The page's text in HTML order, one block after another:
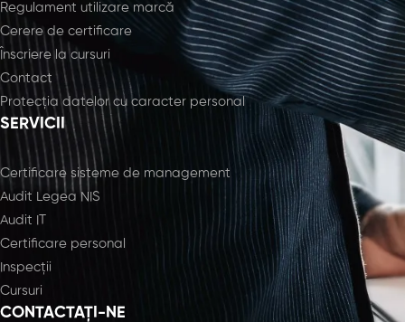
Regulament utilizare marcă
Cerere de certificare
Înscriere la cursuri
Contact
Protecția datelor cu caracter personal
SERVICII
Certificare sisteme de management
Audit Legea NIS
Audit IT
Certificare personal
Inspecții
Cursuri
CONTACTAȚI-NE